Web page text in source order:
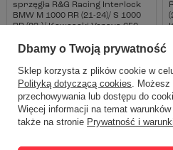
sprzęgła R&G Racing Interlock
BMW M 1000 RR (21-24)/ S 1000
RR (23-)/ Kawasaki Versys 650
464,00 zł -7%
Cena nadchodząca od2026-08-10:
499,00 zł
OKAZJA NOWOŚĆ RATY 0%
Dbamy o Twoją prywatność
Sklep korzysta z plików cookie w
Polityką dotyczącą cookies. Możesz
przechowywania lub dostępu do
Więcej informacji na temat
także na stronie Prywatność i